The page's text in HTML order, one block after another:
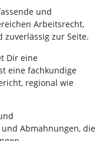
und
Arbeitsrecht,
zur Seite.
Dir eine
eine fachkundige
regional wie
Abmahnungen, die